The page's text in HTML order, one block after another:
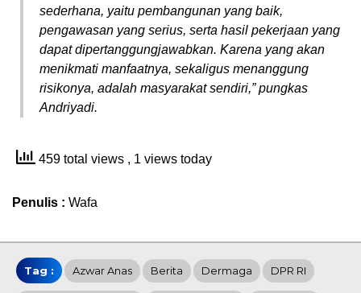
sederhana, yaitu pembangunan yang baik,
pengawasan yang serius, serta hasil pekerjaan yang
dapat dipertanggungjawabkan. Karena yang akan
menikmati manfaatnya, sekaligus menanggung
risikonya, adalah masyarakat sendiri,” pungkas
Andriyadi.
459 total views , 1 views today
Penulis : Wafa
Tag : Azwar Anas Berita Dermaga DPR RI